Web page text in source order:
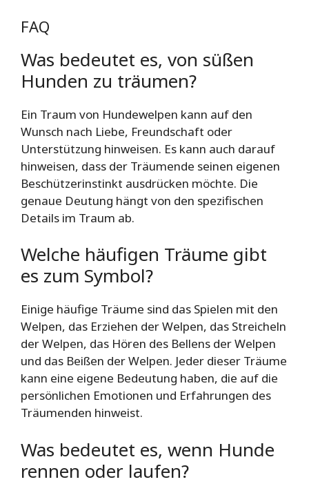
FAQ
Was bedeutet es, von süßen
Hunden zu träumen?
Ein Traum von Hundewelpen kann auf den
Wunsch nach Liebe, Freundschaft oder
Unterstützung hinweisen. Es kann auch darauf
hinweisen, dass der Träumende seinen eigenen
Beschützerinstinkt ausdrücken möchte. Die
genaue Deutung hängt von den spezifischen
Details im Traum ab.
Welche häufigen Träume gibt
es zum Symbol?
Einige häufige Träume sind das Spielen mit den
Welpen, das Erziehen der Welpen, das Streicheln
der Welpen, das Hören des Bellens der Welpen
und das Beißen der Welpen. Jeder dieser Träume
kann eine eigene Bedeutung haben, die auf die
persönlichen Emotionen und Erfahrungen des
Träumenden hinweist.
Was bedeutet es, wenn Hunde
rennen oder laufen?